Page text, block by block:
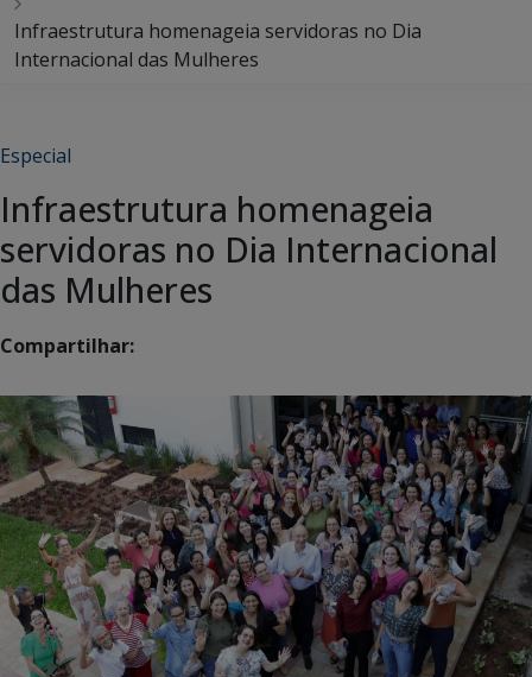
Infraestrutura homenageia servidoras no Dia
Internacional das Mulheres
Especial
Infraestrutura homenageia
servidoras no Dia Internacional
das Mulheres
Compartilhar: